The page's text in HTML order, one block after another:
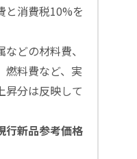
と消費税10%を
どの材料費、
燃料費など、実
昇分は反映して
行新品参考価格